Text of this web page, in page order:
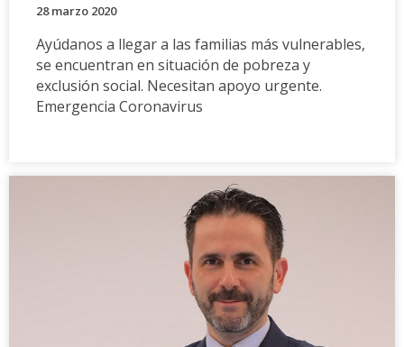
28 marzo 2020
Ayúdanos a llegar a las familias más vulnerables,
se encuentran en situación de pobreza y
exclusión social. Necesitan apoyo urgente.
Emergencia Coronavirus